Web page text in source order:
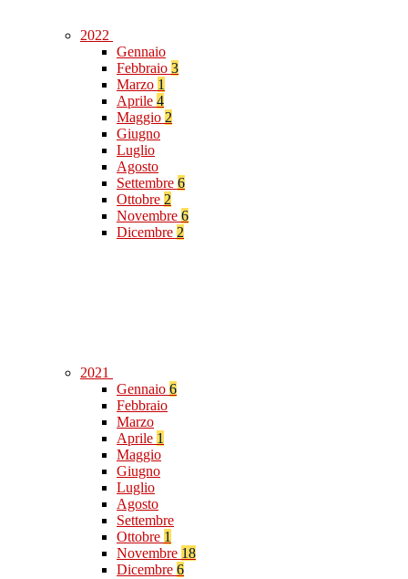
2022
Gennaio
Febbraio 3
Marzo 1
Aprile 4
Maggio 2
Giugno
Luglio
Agosto
Settembre 6
Ottobre 2
Novembre 6
Dicembre 2
2021
Gennaio 6
Febbraio
Marzo
Aprile 1
Maggio
Giugno
Luglio
Agosto
Settembre
Ottobre 1
Novembre 18
Dicembre 6